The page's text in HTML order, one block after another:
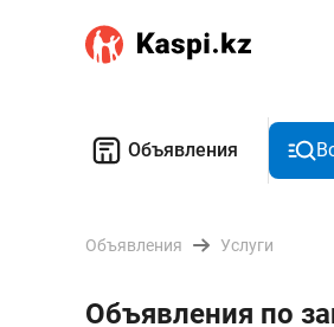
Объявления
Объявления Услуги
Объявления по